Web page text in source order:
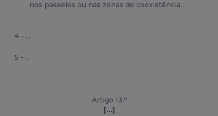
nos passeios ou nas zonas de coexistência.
4 - ...
5 - ...
Artigo 13.º
[...]